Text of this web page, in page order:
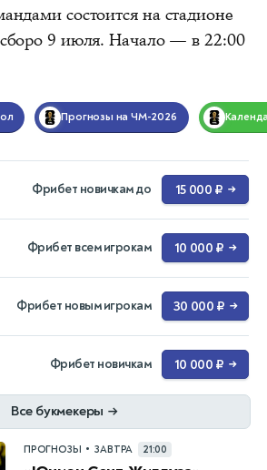
состоится на стадионе
9 июля. Начало — в 22:00
Прогнозы на ЧМ-2026
Фрибет новичкам до 15 000 ₽ →
Фрибет всем игрокам 10 000 ₽ →
Фрибет новым игрокам 30 000 ₽ →
Фрибет новичкам 10 000 ₽ →
Все букмекеры →
ПРОГНОЗЫ • ЗАВТРА 21:00